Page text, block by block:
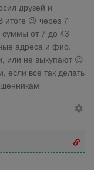
друзей и
😉 через 7
суммы от 7 до 43
адреса и фио.
или не выкупают 😉
если все так делать